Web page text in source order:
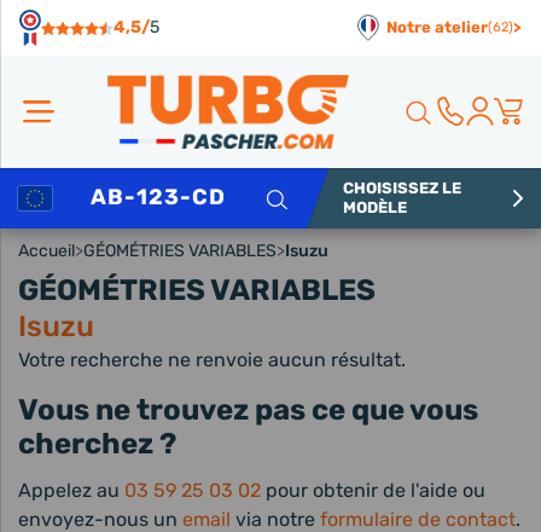
4,5/5 Notre atelier(62)>
Rechercher
CHOISISSEZ LE
MODÈLE
Accueil>GÉOMÉTRIES VARIABLES>Isuzu
GÉOMÉTRIES VARIABLES
Isuzu
Votre recherche ne renvoie aucun résultat.
Vous ne trouvez pas ce que vous
cherchez ?
Appelez au 03 59 25 03 02 pour obtenir de l'aide ou
envoyez-nous un email via notre formulaire de contact.
Panneau de gestion des cookies